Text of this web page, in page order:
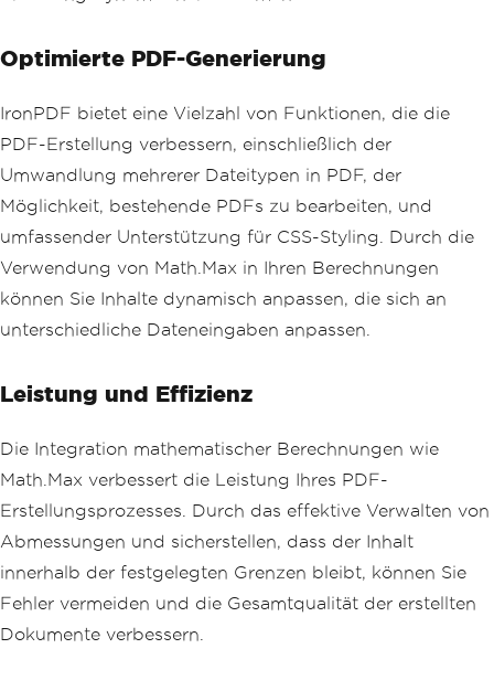
Optimierte PDF-Generierung
IronPDF bietet eine Vielzahl von Funktionen, die die
PDF-Erstellung verbessern, einschließlich der
Umwandlung mehrerer Dateitypen in PDF, der
Möglichkeit, bestehende PDFs zu bearbeiten, und
umfassender Unterstützung für CSS-Styling. Durch die
Verwendung von Math.Max in Ihren Berechnungen
können Sie Inhalte dynamisch anpassen, die sich an
unterschiedliche Dateneingaben anpassen.
Leistung und Effizienz
Die Integration mathematischer Berechnungen wie
Math.Max verbessert die Leistung Ihres PDF-
Erstellungsprozesses. Durch das effektive Verwalten von
Abmessungen und sicherstellen, dass der Inhalt
innerhalb der festgelegten Grenzen bleibt, können Sie
Fehler vermeiden und die Gesamtqualität der erstellten
Dokumente verbessern.